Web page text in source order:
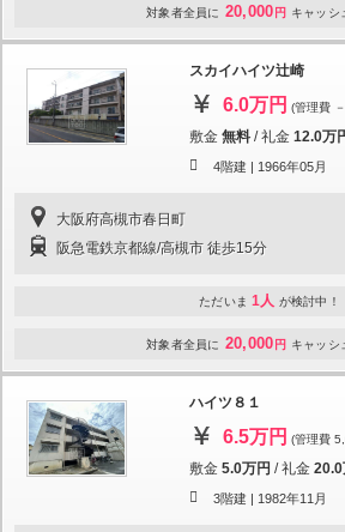
対象者全員に 20,000 円 キャッシ
スカイハイツ辻崎
6.0万円 (管理費
敷金 無料 /礼金 12.0万
4階建 | 1966年05月
大阪府高槻市春日町
阪急電鉄京都線/高槻市 徒歩15分
ただいま 1人 が検討中！
対象者全員に 20,000 円 キャッシ
ハイツ８１
6.5万円 (管理費
敷金 5.0万円 /礼金 20.0
3階建 | 1982年11月